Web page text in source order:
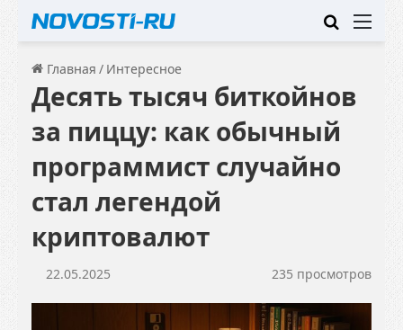
Искать
Главная / Интересное
Десять тысяч биткойнов
за пиццу: как обычный
программист случайно
стал легендой
криптовалют
22.05.2025 235 просмотров